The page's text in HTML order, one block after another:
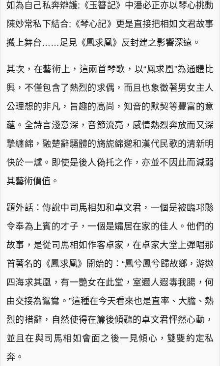
如為自己私奔辯護;《玉簪記》中潘必正亦以琴心挑動
陳妙常私下結合;《琴心記》更是直接把相如文君故事
搬上舞台……足見《鳳求凰》反封建之影響深遠。
其次，在藝術上，這兩首琴歌，以“鳳求凰”為通體比
興，不僅包含了熱烈的求偶，而且也象徵著男女主人
公理想的非凡，旨趣的高尚，知音的默契等豐富的意
蘊。全詩言淺意深，音節流亮，感情熱烈奔放而又深
摯纏綿，融楚辭騷體的旖旎綿邈和漢代民歌的清新明
快於一爐。即使是後人偽托之作，亦並不因此而減弱
其藝術價值。
題外話：傳說中司馬相如和卓文君，一個是被臨邛縣
令奉為上賓的才子，一個是孀居在家的佳人。他們的
故事，是從司馬相如作客卓家，在卓家大堂上彈唱那
首著名的《鳳求凰》開始的：“鳳兮鳳兮歸故鄉，游遨
四海求其凰，有一艷女在此堂，室邇人遐毒我腸，何
由交接為鴛鴦。”這種在今天看來也是直率、大膽、熱
烈的措辭，自然使得在簾後傾聽的卓文君怦然心動，
並且在與司馬相如會面之後一見傾心，雙雙約定私
奔。